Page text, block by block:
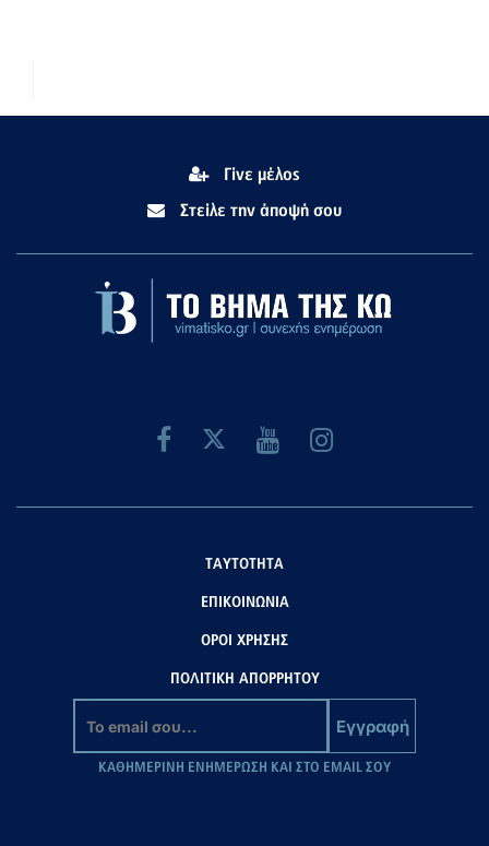
Γίνε μέλος
Στείλε την άποψή σου
ΤΑΥΤΟΤΗΤΑ
ΕΠΙΚΟΙΝΩΝΙΑ
ΟΡΟΙ ΧΡΗΣΗΣ
ΠΟΛΙΤΙΚΗ ΑΠΟΡΡΗΤΟΥ
Εγγραφή
ΚΑΘΗΜΕΡΙΝΗ ΕΝΗΜΕΡΩΣΗ ΚΑΙ ΣΤΟ EMAIL ΣΟΥ